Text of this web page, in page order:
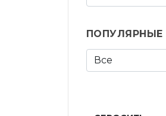
ПОПУЛЯРНЫЕ